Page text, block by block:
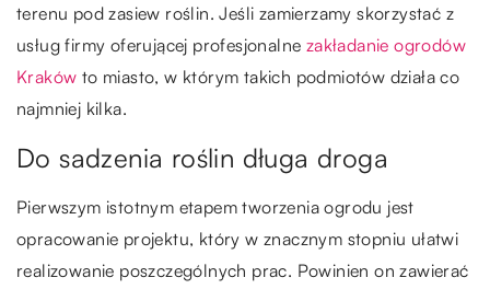
terenu pod zasiew roślin. Jeśli zamierzamy skorzystać z
usług firmy oferującej profesjonalne zakładanie ogrodów
Kraków to miasto, w którym takich podmiotów działa co
najmniej kilka.
Do sadzenia roślin długa droga
Pierwszym istotnym etapem tworzenia ogrodu jest
opracowanie projektu, który w znacznym stopniu ułatwi
realizowanie poszczególnych prac. Powinien on zawierać